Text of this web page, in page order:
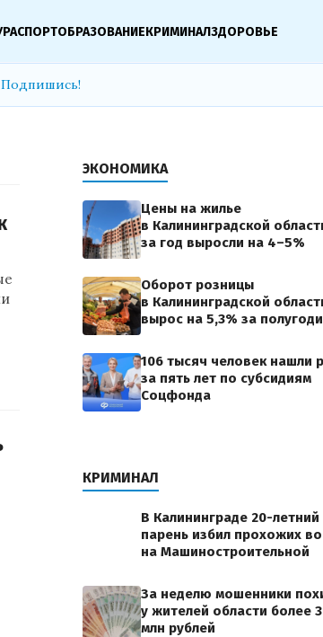
СПОРТОБРАЗОВАНИЕКРИМИНАЛЗДОРОВЬЕ
Подпишись!
ЭКОНОМИКА
Цены на жилье
в Калининградской
за год выросли на 4–5%
Оборот розницы
в Калининградской
вырос на 5,3% за
106 тысяч человек нашли
за пять лет по субсидиям
Соцфонда
КРИМИНАЛ
В Калининграде 20-летний
парень избил прохожих
на Машиностроительной
За неделю мошенники
у жителей области более
млн рублей